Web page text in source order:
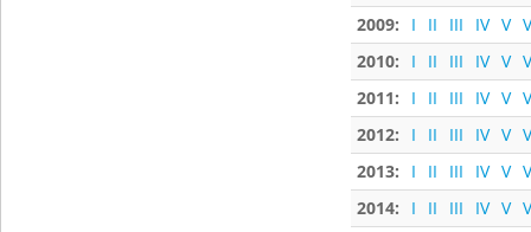
2009:
I II III IV V
2010:
I II III IV V
2011:
I II III IV V
2012:
I II III IV V
2013:
I II III IV V
2014:
I II III IV V